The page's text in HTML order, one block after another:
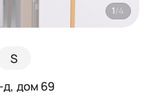
S
д, дом 69
1/4